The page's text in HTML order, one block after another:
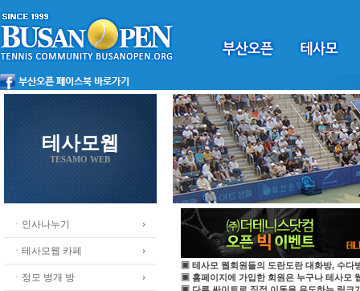
테사모웹
TESAMO WEB
ㆍ인사나누기
ㆍ테사모웹 카페
ㆍ정모 벙개 방
▣ 테사모 웹회원들의 도란도란 대화방, 수다
▣ 홈페이지에 가입한 회원은 누구나 테사모